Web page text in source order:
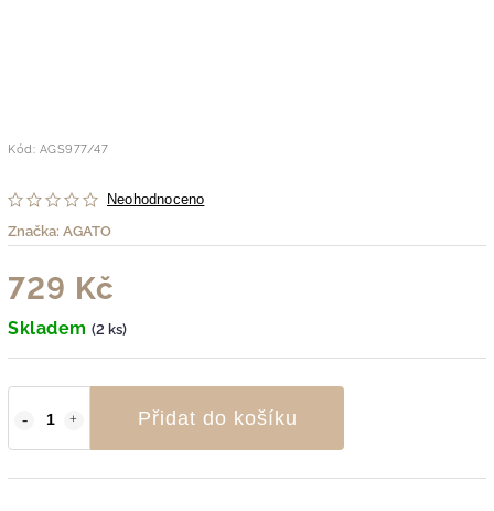
Kód: AGS977/47
Neohodnoceno
Značka: AGATO
729 Kč
Skladem (2 ks)
Přidat do košíku